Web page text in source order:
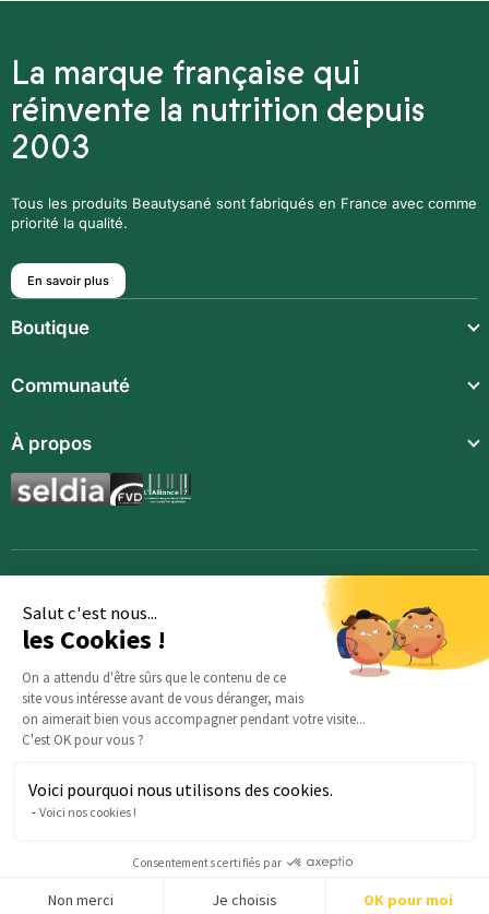
Salut c'est nous...
les Cookies !
On a attendu d'être sûrs que le contenu de ce
site vous intéresse avant de vous déranger, mais
on aimerait bien vous accompagner pendant votre visite...
C'est OK pour vous ?
Voici pourquoi nous utilisons des cookies.
Voici nos cookies !
Consentements certifiés par
Non merci Je choisis OK pour moi
La marque française qui
réinvente la nutrition depuis
2003
Tous les produits Beautysané sont fabriqués en France avec comme
priorité la qualité.
En savoir plus
Boutique
Compléments alimentaires
Boissons techniques
Communauté
Communauté
Magazine
À propos
Qui sommes-nous ?
Opportunités
Inscription
Demande d’information
Des questions sur votre commande ? : Notre équipe est là
5 avenue Joffre, 57000 Metz, FRANCE |+33 (0)3 69 67 19 19